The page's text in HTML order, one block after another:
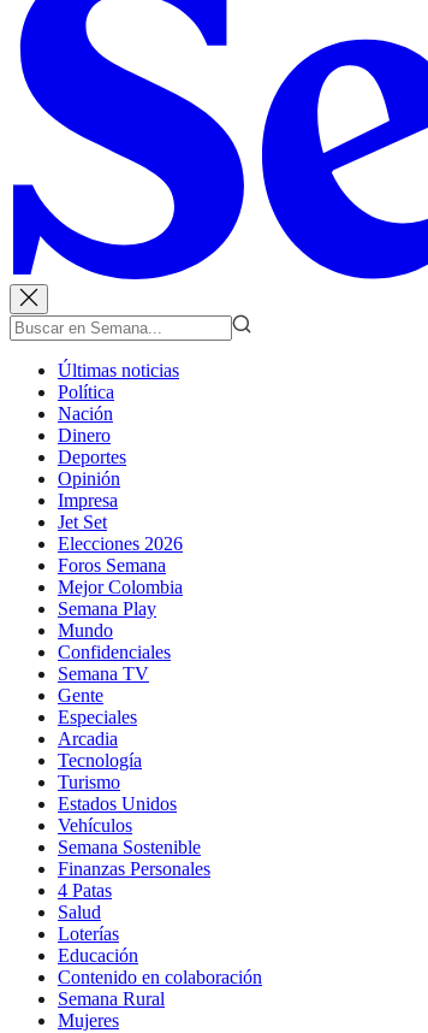
Últimas noticias
Política
Nación
Dinero
Deportes
Opinión
Impresa
Jet Set
Elecciones 2026
Foros Semana
Mejor Colombia
Semana Play
Mundo
Confidenciales
Semana TV
Gente
Especiales
Arcadia
Tecnología
Turismo
Estados Unidos
Vehículos
Semana Sostenible
Finanzas Personales
4 Patas
Salud
Loterías
Educación
Contenido en colaboración
Semana Rural
Mujeres